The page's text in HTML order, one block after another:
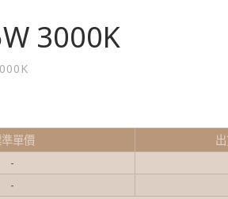
3000K
單價
-
-